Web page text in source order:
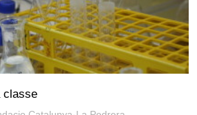
classe